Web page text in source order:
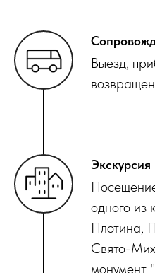
Выезд,
одного из
Плотина,
Свято-
монумент